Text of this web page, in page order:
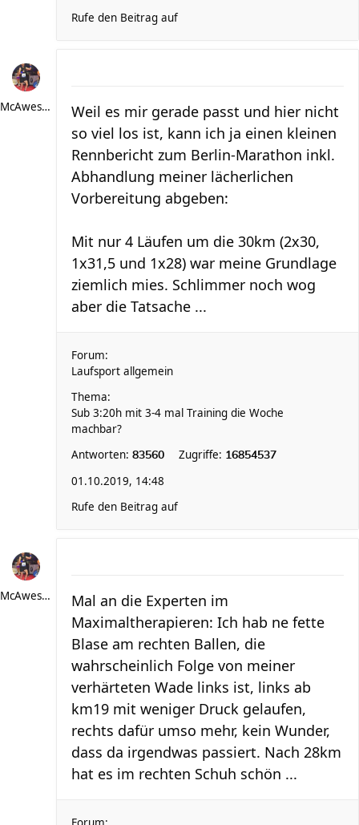
Rufe den Beitrag auf
McAwesome
Weil es mir gerade passt und hier nicht
so viel los ist, kann ich ja einen kleinen
Rennbericht zum Berlin-Marathon inkl.
Abhandlung meiner lächerlichen
Vorbereitung abgeben:
Mit nur 4 Läufen um die 30km (2x30,
1x31,5 und 1x28) war meine Grundlage
ziemlich mies. Schlimmer noch wog
aber die Tatsache ...
Forum:
Laufsport allgemein
Thema:
Sub 3:20h mit 3-4 mal Training die Woche
machbar?
Antworten: 83560 Zugriffe: 16854537
01.10.2019, 14:48
Rufe den Beitrag auf
McAwesome
Mal an die Experten im
Maximaltherapieren: Ich hab ne fette
Blase am rechten Ballen, die
wahrscheinlich Folge von meiner
verhärteten Wade links ist, links ab
km19 mit weniger Druck gelaufen,
rechts dafür umso mehr, kein Wunder,
dass da irgendwas passiert. Nach 28km
hat es im rechten Schuh schön ...